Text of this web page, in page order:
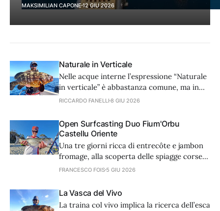
MAKSIMILIAN CAPONE 12 GIU 2026
Naturale in Verticale
Nelle acque interne l’espressione “Naturale
in verticale” è abbastanza comune, ma in
mare è nota soltanto ad alcuni veterani che
un’esca naturale ad alcune esche da vertical
combinando l’attrazione del metallo a un
cefalopode, con risultati incredibili.
RICCARDO FANELLI 8 GIU 2026
Open Surfcasting Duo Fium'Orbu
Castellu Oriente
Una tre giorni ricca di entrecôte e jambon
fromage, alla scoperta delle spiagge corse
di Ghisonaccia, dove si è svolta una
resoconto completo di chi ha partecipato al
contest e di sicuro vorrà tornarci.
FRANCESCO FOIS 5 GIU 2026
La Vasca del Vivo
La traina col vivo implica la ricerca dell’esca